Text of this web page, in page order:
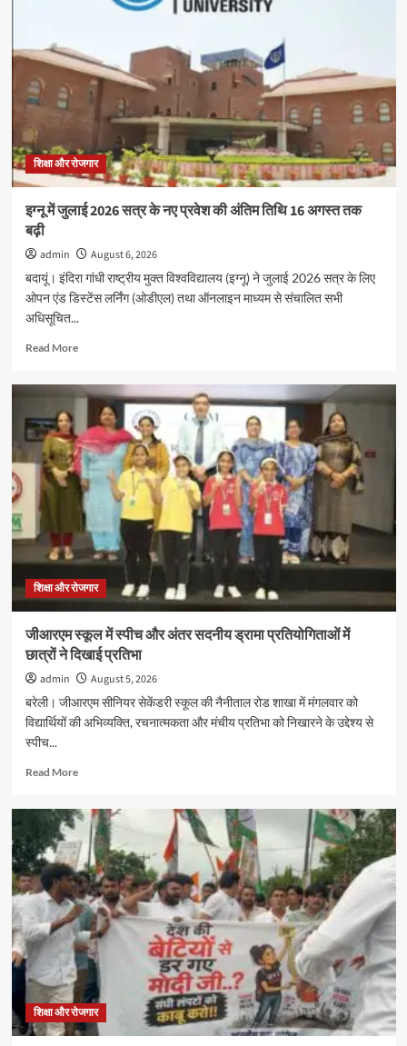
सप्ताह’
के
अवसर
हुआ,बच्चो
ने
उत्साह
शिक्षा और रोजगार
इग्नू में जुलाई 2026 सत्र के नए प्रवेश की अंतिम तिथि 16 अगस्त तक
बढ़ी
admin
August 6, 2026
बदायूं। इंदिरा गांधी राष्ट्रीय मुक्त विश्वविद्यालय (इग्नू) ने जुलाई 2026 सत्र के लिए
ओपन एंड डिस्टेंस लर्निंग (ओडीएल) तथा ऑनलाइन माध्यम से संचालित सभी
अधिसूचित...
Read MoreRead
इग्नू
जुलाई
2026
सत्र
के
नए
प्रवेश
की
अंतिम
तिथि
16
अगस्त
बढ़ी
शिक्षा और रोजगार
जीआरएम स्कूल में स्पीच और अंतर सदनीय ड्रामा प्रतियोगिताओं में
छात्रों ने दिखाई प्रतिभा
admin
August 5, 2026
बरेली। जीआरएम सीनियर सेकेंडरी स्कूल की नैनीताल रोड शाखा में मंगलवार को
विद्यार्थियों की अभिव्यक्ति, रचनात्मकता और मंचीय प्रतिभा को निखारने के उद्देश्य से
स्पीच...
Read MoreRead
जीआरएम
स्कूल
में
स्पीच
और
अंतर
सदनीय
ड्रामा
प्रतियोगिताओं
में
छात्रों
ने
दिखाई
शिक्षा और रोजगार